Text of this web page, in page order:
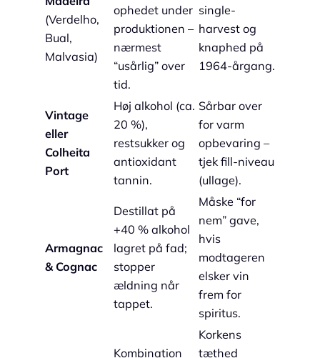
(Verdelho,
Bual,
Malvasia)
ophedet under
produktionen –
nærmest
“usårlig” over
tid.
single-
harvest og
knaphed på
1964-årgang.
Vintage
eller
Colheita
Port
Høj alkohol (ca.
20 %),
restsukker og
antioxidant
tannin.
Sårbar over
for varm
opbevaring –
tjek fill-niveau
(ullage).
Armagnac
& Cognac
Destillat på
+40 % alkohol
lagret på fad;
stopper
ældning når
tappet.
Måske “for
nem” gave,
hvis
modtageren
elsker vin
frem for
spiritus.
Kombination
Korkens
tæthed